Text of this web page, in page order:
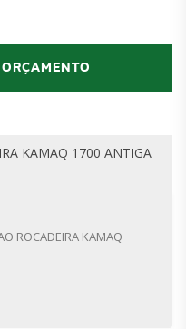
KAMAQ 1700 ANTIGA
ROCADEIRA KAMAQ